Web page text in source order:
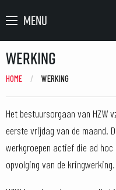
MENU
Werking
HOME CURRENT:
WERKING
Het bestuursorgaan van HZW
eerste vrijdag van de maand.
werkgroepen actief die ad
opvolging van de kringwerking.